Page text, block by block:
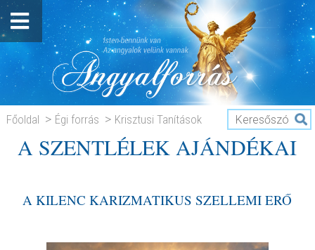
Főoldal Égi forrás
Krisztusi Tanítások
A SZENTLÉLEK AJÁNDÉKAI
A SZENTLÉLEK AJÁNDÉKAI
A KILENC KARIZMATIKUS SZELLEMI ERŐ